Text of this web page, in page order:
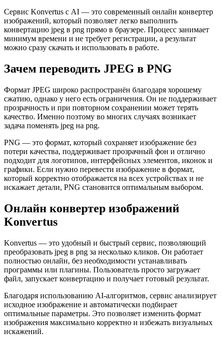
Сервис Konvertus с AI — это современный онлайн конвертер
изображений, который позволяет легко выполнить
конвертацию jpeg в png прямо в браузере. Процесс занимает
минимум времени и не требует регистрации, а результат
можно сразу скачать и использовать в работе.
Зачем переводить JPEG в PNG
Формат JPEG широко распространён благодаря хорошему
сжатию, однако у него есть ограничения. Он не поддерживает
прозрачность и при повторном сохранении может терять
качество. Именно поэтому во многих случаях возникает
задача поменять jpeg на png.
PNG — это формат, который сохраняет изображение без
потери качества, поддерживает прозрачный фон и отлично
подходит для логотипов, интерфейсных элементов, иконок и
графики. Если нужно перевести изображение в формат,
который корректно отображается на всех устройствах и не
искажает детали, PNG становится оптимальным выбором.
Онлайн конвертер изображений
Konvertus
Konvertus — это удобный и быстрый сервис, позволяющий
преобразовать jpeg в png за несколько кликов. Он работает
полностью онлайн, без необходимости устанавливать
программы или плагины. Пользователь просто загружает
файл, запускает конвертацию и получает готовый результат.
Благодаря использованию AI-алгоритмов, сервис анализирует
исходное изображение и автоматически подбирает
оптимальные параметры. Это позволяет изменить формат
изображения максимально корректно и избежать визуальных
искажений.